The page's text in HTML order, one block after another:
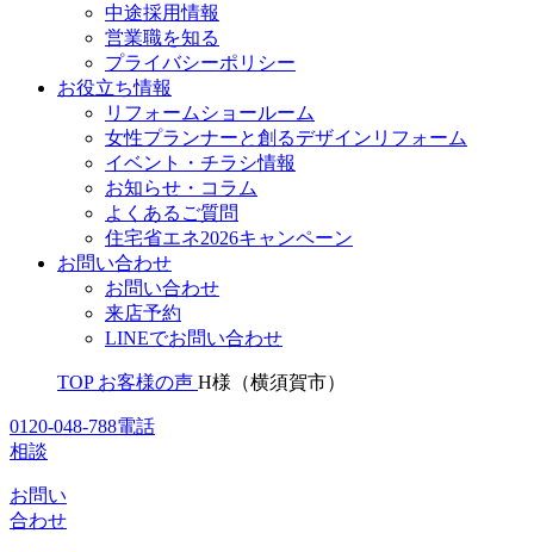
中途採用情報
営業職を知る
プライバシーポリシー
お役立ち情報
リフォームショールーム
女性プランナーと創るデザインリフォーム
イベント・チラシ情報
お知らせ・コラム
よくあるご質問
住宅省エネ2026キャンペーン
お問い合わせ
お問い合わせ
来店予約
LINEでお問い合わせ
TOP お客様の声 H様（横須賀市）
0120-048-788電話
相談
お問い
合わせ